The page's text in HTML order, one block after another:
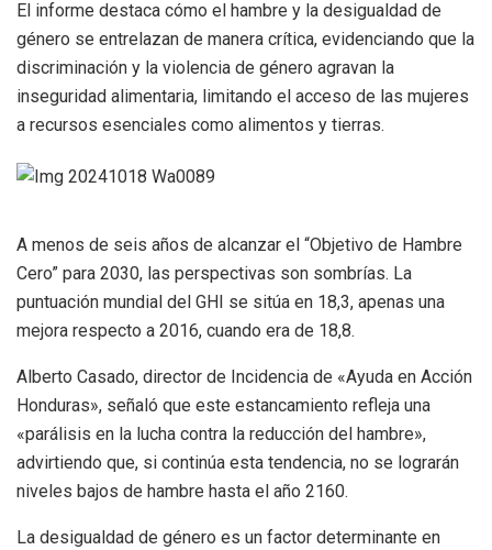
El informe destaca cómo el hambre y la desigualdad de
género se entrelazan de manera crítica, evidenciando que la
discriminación y la violencia de género agravan la
inseguridad alimentaria, limitando el acceso de las mujeres
a recursos esenciales como alimentos y tierras.
A menos de seis años de alcanzar el “Objetivo de Hambre
Cero” para 2030, las perspectivas son sombrías. La
puntuación mundial del GHI se sitúa en 18,3, apenas una
mejora respecto a 2016, cuando era de 18,8.
Alberto Casado, director de Incidencia de «Ayuda en Acción
Honduras», señaló que este estancamiento refleja una
«parálisis en la lucha contra la reducción del hambre»,
advirtiendo que, si continúa esta tendencia, no se lograrán
niveles bajos de hambre hasta el año 2160.
La desigualdad de género es un factor determinante en